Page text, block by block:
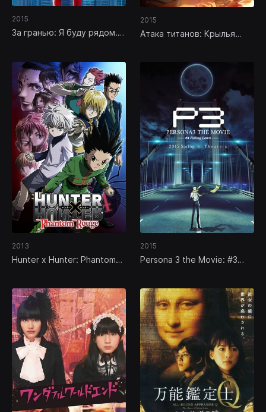
2015
За гранью: Я буду рядом.
2015
Атака титанов: Крылья
2013
Hunter x Hunter: Phantom
2015
Persona 3 the Movie: #3